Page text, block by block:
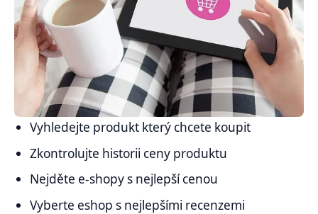
Vyhledejte produkt který chcete koupit
Zkontrolujte historii ceny produktu
Nejděte e-shopy s nejlepší cenou
Vyberte eshop s nejlepšími recenzemi